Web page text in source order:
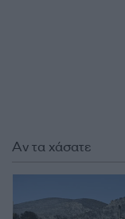
Αν τα χάσατε